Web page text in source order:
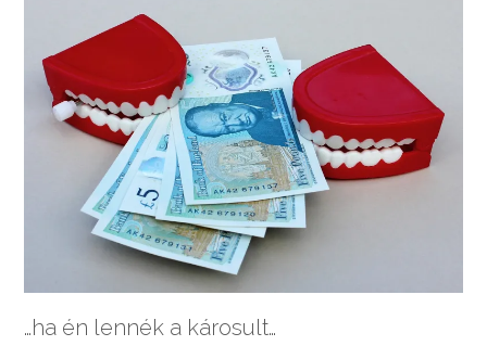
…ha én lennék a károsult…